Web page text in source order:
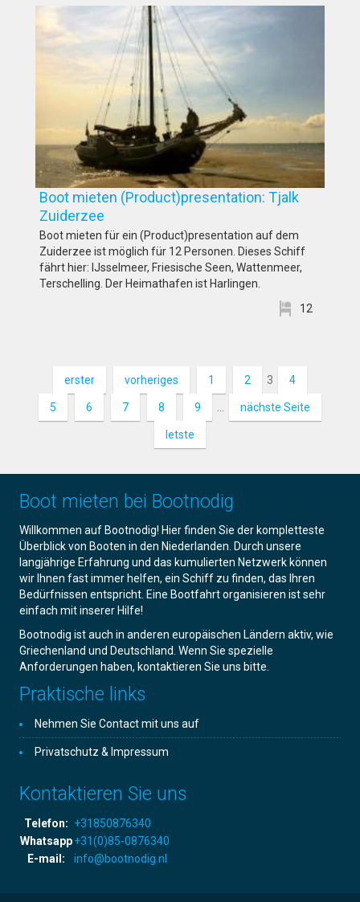
Boot mieten (Product)presentation: Tjalk
Zuiderzee
Boot mieten für ein (Product)presentation auf dem
Zuiderzee ist möglich für 12 Personen. Dieses Schiff
fährt hier: IJsselmeer, Friesische Seen, Wattenmeer,
Terschelling. Der Heimathafen ist Harlingen.
12
erster vorheriges 1 2 3 4
5 6 7 8 9 nächste Seite
letste
Boot mieten bei Bootnodig
Willkommen auf Bootnodig! Hier finden Sie der kompletteste
Überblick von Booten in den Niederlanden. Durch unsere
langjährige Erfahrung und das kumulierten Netzwerk können
wir Ihnen fast immer helfen, ein Schiff zu finden, das Ihren
Bedürfnissen entspricht. Eine Bootfahrt organisieren ist sehr
einfach mit inserer Hilfe!
Bootnodig ist auch in anderen europäischen Ländern aktiv, wie
Griechenland und Deutschland. Wenn Sie spezielle
Anforderungen haben, kontaktieren Sie uns bitte.
Praktische links
Nehmen Sie Contact mit uns auf
Privatschutz & Impressum
Kontaktieren Sie uns
Telefon: +31850876340
Whatsapp+31(0)85-0876340
E-mail:
info@bootnodig.nl